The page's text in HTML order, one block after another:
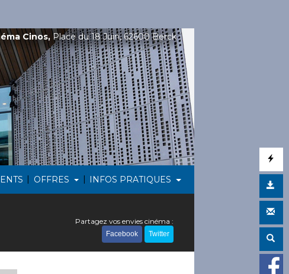
| OFFRES | INFOS PRATIQUES
Cinos,Place du 18 Juin, 62600 Berck
Partagez vos envies cinéma :
Facebook Twitter